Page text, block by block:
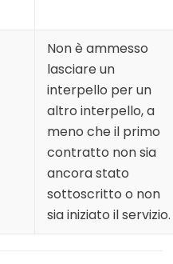
Non è ammesso
lasciare un
interpello per un
altro interpello, a
meno che il primo
contratto non sia
ancora stato
sottoscritto o non
sia iniziato il servizio.